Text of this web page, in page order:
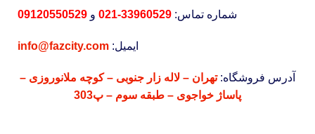
شماره تماس: 33960529-021 و 09120550529
ایمیل: info@fazcity.com
آدرس فروشگاه: تهران – لاله زار جنوبی – کوچه ملانوروزی –
پاساژ خواجوی – طبقه سوم – پ303